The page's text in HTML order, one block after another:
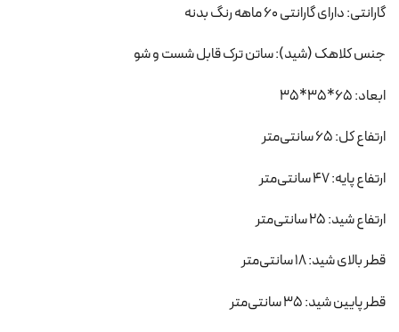
گارانتی: دارای گارانتی 60 ماهه رنگ بدنه
جنس کلاهک (شید): ساتن ترک قابل شست و شو
ابعاد: 65*35*35
ارتفاع کل: 65 سانتی‌متر
ارتفاع پایه: 47 سانتی‌متر
ارتفاع شید: 25 سانتی‌متر
قطر بالای شید: 18 سانتی‌متر
قطر پایین شید: 35 سانتی‌متر